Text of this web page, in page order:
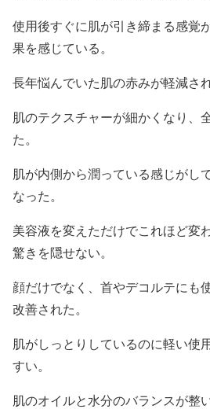
使用後すぐに肌が引き締まる感覚
果を感じている。
長年悩んでいた肌の赤みが軽減され
肌のテクスチャーが細かくなり、
た。
肌が内側から潤っている感じがし
なった。
美容液を変えただけでこれほど変
驚きを隠せない。
顔だけでなく、首やデコルテにも
改善された。
肌がしっとりしているのに軽い使
すい。
肌のオイルと水分のバランスが整